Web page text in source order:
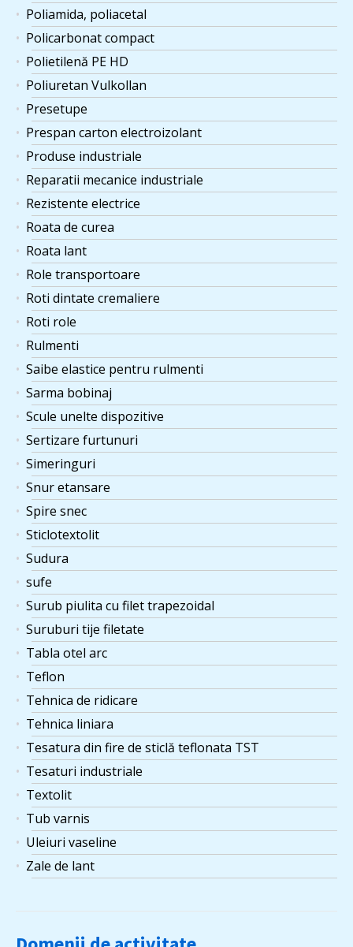
Poliamida, poliacetal
Policarbonat compact
Polietilenă PE HD
Poliuretan Vulkollan
Presetupe
Prespan carton electroizolant
Produse industriale
Reparatii mecanice industriale
Rezistente electrice
Roata de curea
Roata lant
Role transportoare
Roti dintate cremaliere
Roti role
Rulmenti
Saibe elastice pentru rulmenti
Sarma bobinaj
Scule unelte dispozitive
Sertizare furtunuri
Simeringuri
Snur etansare
Spire snec
Sticlotextolit
Sudura
sufe
Surub piulita cu filet trapezoidal
Suruburi tije filetate
Tabla otel arc
Teflon
Tehnica de ridicare
Tehnica liniara
Tesatura din fire de sticlă teflonata TST
Tesaturi industriale
Textolit
Tub varnis
Uleiuri vaseline
Zale de lant